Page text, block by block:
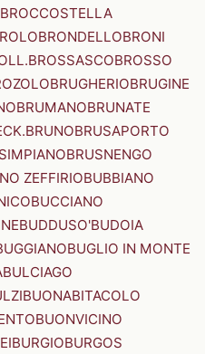
BROCCOSTELLA
BRONDELLOBRONI
BROSSASCOBROSSO
BRUGHERIOBRUGINE
BRUMANOBRUNATE
BRUNOBRUSAPORTO
BRUSNENGO
ZEFFIRIOBUBBIANO
BUCCIANO
BUDDUSO'BUDOIA
BUGLIO IN MONTE
BULCIAGO
BUONABITACOLO
BUONVICINO
BURGIOBURGOS